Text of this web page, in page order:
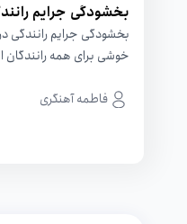
بخشودگی جرایم رانندگی
خوشی برای همه
فاطمه آهنگری